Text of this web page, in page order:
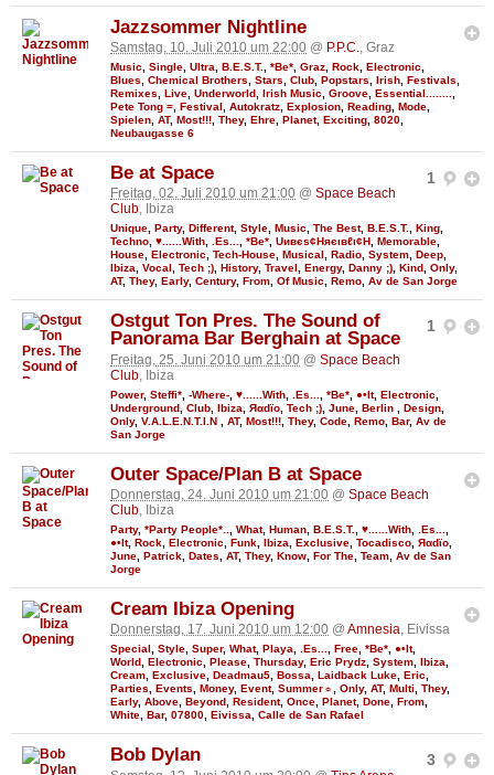
Jazzsommer Nightline
Samstag, 10. Juli 2010 um 22:00 @ P.P.C., Graz
Music Single Ultra B.E.S.T. *Be* Graz Rock Electronic
Blues
Chemical Brothers Stars Club Popstars Irish Festivals
Remixes
Live Underworld Irish Music Groove Essential........
Pete Tong = Festival Autokratz Explosion Reading Mode
Spielen AT, Most!!! They, Ehre Planet, Exciting 8020
Neubaugasse 6
1
Be at Space
Freitag, 02. Juli 2010 um 21:00 @ Space Beach
Club, Ibiza
Unique, Party, Different, Style, Music, The Best, B.E.S.T., King,
Techno, ♥......With, .Es..., *Be*, Uивєs¢Няєιвℓι¢Н, Memorable,
House, Electronic, Tech-House, Musical, Radio, System, Deep,
Ibiza, Vocal, Tech ;), History, Travel, Energy, Danny ;), Kind, Only,
AT, They, Early, Century, From, Of Music, Remo, Av de San Jorge
1
Ostgut Ton Pres. The Sound of
Panorama Bar Berghain at Space
Freitag, 25. Juni 2010 um 21:00 @ Space Beach
Club , Ibiza
Power, Steffi* -Where- ♥......With .Es... *Be* ●•It, Electronic
Underground Club Ibiza Яαdϊo Tech ;) June Berlin Design
Only, V.A.L.E.N.T.I.N AT, Most!!! They, Code Remo Bar, Av de
San Jorge
Outer Space/Plan B at Space
Donnerstag, 24. Juni 2010 um 21:00 @ Space Beach
Club, Ibiza
Party, *Party People*.. What, Human B.E.S.T. ♥......With .Es...
●•It, Rock Electronic Funk Ibiza Exclusive Tocadisco Яαdϊo
June Patrick Dates AT, They, Know For The Team Av de San
Jorge
Cream Ibiza Opening
Donnerstag, 17. Juni 2010 um 12:00 @ Amnesia, Eivissa
Special, Style, Super, What, Playa, .Es..., Free, *Be*, ●•It,
World, Electronic, Please, Thursday, Eric Prydz, System, Ibiza,
Cream, Exclusive, Deadmau5, Bossa, Laidback Luke, Eric,
Parties, Events, Money, Event, Summer☼, Only, AT, Multi, They,
Early, Above, Beyond, Resident, Once, Planet, Done, From,
White, Bar, 07800, Eivissa, Calle de San Rafael
3
Bob Dylan